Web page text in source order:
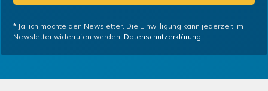
* Ja, ich möchte den Newsletter. Die Einwilligung kann jederzeit im
Newsletter widerrufen werden. Datenschutzerklärung.